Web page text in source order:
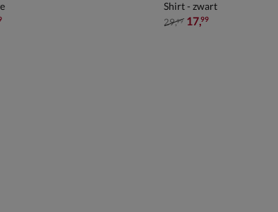
voor € 20,99
Shirt - zwart
van € 29,99 voor € 17,99
29,99 17,99